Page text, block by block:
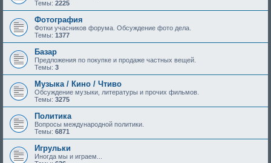
Темы: 2225
Фотография
Фотки учасников форума. Обсуждение фото дела.
Темы: 1377
Базар
Предложения по покупке и продаже частных вещей.
Темы: 3
Музыка / Кино / Чтиво
Обсуждение музыки, литературы и прочих фильмов.
Темы: 3275
Политика
Вопросы международной политики.
Темы: 6871
Игрульки
Иногда мы и играем...